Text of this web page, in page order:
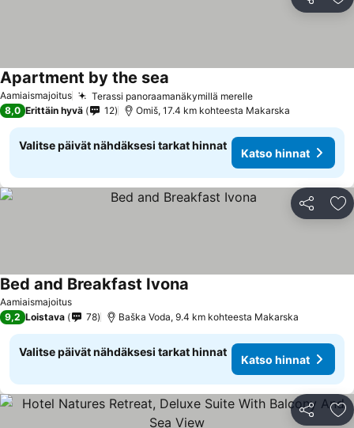
Jaa
Aamiaismajoitus Terassi panoraamanäkymillä merelleKatso hinnat
Apartment by the sea
8,0 Erittäin hyvä 12 Omiš, 17.4 km kohteesta Makarska
Valitse päivät nähdäksesi tarkat hinnat
Katso hinnat
Jaa
Aamiaismajoitus
Bed and Breakfast Ivona
9,2 Loistava 78 Baška Voda, 9.4 km kohteesta Makarska
Valitse päivät nähdäksesi tarkat hinnat
Katso hinnat
Jaa